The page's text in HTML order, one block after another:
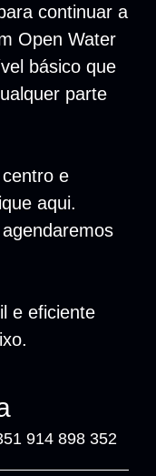
continuar a
Open Water
básico que
parte
e
aqui.
e eficiente
914 898 352